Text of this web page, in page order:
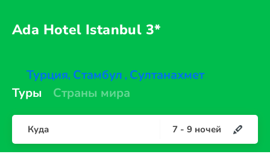
Ada Hotel Istanbul 3*
Турция, Стамбул , Султанахмет
Туры
Страны мира
Куда 7 - 9 ночей